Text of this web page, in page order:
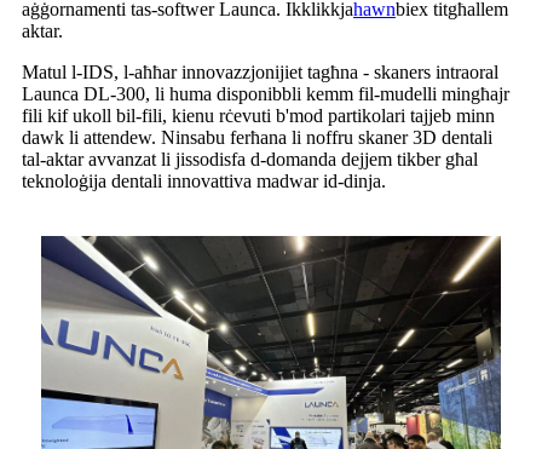
aġġornamenti tas-softwer Launca. Ikklikkjahawnbiex titgħallem
aktar.
Matul l-IDS, l-aħħar innovazzjonijiet tagħna - skaners intraoral
Launca DL-300, li huma disponibbli kemm fil-mudelli mingħajr
fili kif ukoll bil-fili, kienu rċevuti b'mod partikolari tajjeb minn
dawk li attendew. Ninsabu ferħana li noffru skaner 3D dentali
tal-aktar avvanzat li jissodisfa d-domanda dejjem tikber għal
teknoloġija dentali innovattiva madwar id-dinja.